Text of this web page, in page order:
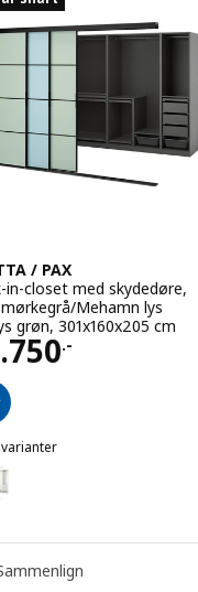
cm
161x236 cm
/ PAX
in-closet med skydedøre,
Mehamn lys
grøn, 301x160x205 cm
.-
13750.-
/ PAXSKYTTA / PAX,
SKYTTA / PAX,